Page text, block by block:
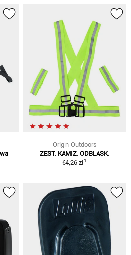
Origin-Outdoors
ZEST. KAMIZ. ODBLASK.
64,26 zł1